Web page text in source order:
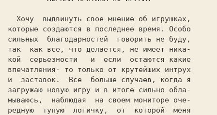
которые создаются в последнее время. Особо
сильных  благодарностей  говорить не буду,
так  как все, что делается, не имеет ника-
кой  серьезности   и  если  остаются какие
впечатления- то только от крутейших интрух
и  заставок.  Все  больше случаев, когда я
загружаю новую игру и в итоге сильно обла-
мываюсь,  наблюдая  на своем мониторе оче-
редную  тупую  логичку,  от  которой  меня